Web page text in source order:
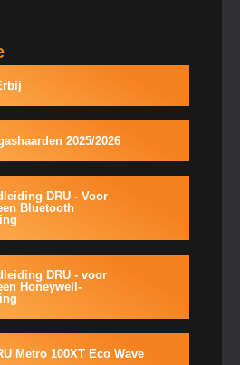
2025/2026
DRU - Voor
Bluetooth
DRU - voor
Honeywell-
Metro 100XT Eco Wave